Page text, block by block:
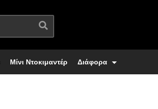
Μίνι Ντοκιμαντέρ Διάφορα